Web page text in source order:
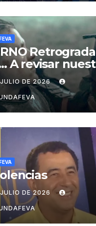
A revisar
pasadas y
las futuras
DE 2026
DE 2026